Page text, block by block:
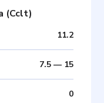
(Cclt)
11.2
7.5— 15
0